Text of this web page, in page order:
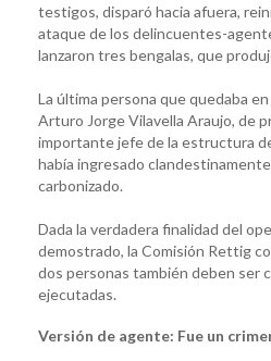
testigos, disparó hacia afuera,
ataque de los delincuentes-
lanzaron tres bengalas, que
La última persona que quedaba
Arturo Jorge Vilavella Araujo, de
importante jefe de la estructura
había ingresado
carbonizado.
Dada la verdadera finalidad del
demostrado, la Comisión Rettig
dos personas también deben ser
ejecutadas.
Versión de agente: Fue un